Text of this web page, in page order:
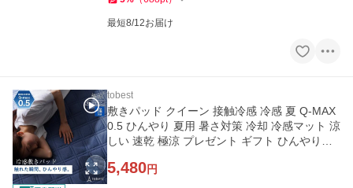
最短8/12お届け
tobest
敷きパッド クイーン 接触冷感 冷感 夏 Q-MAX
0.5 ひんやり 夏用 暑さ対策 冷却 冷感マット 涼
しい 速乾 極涼 プレゼント ギフト ひんやり寝
5,480円